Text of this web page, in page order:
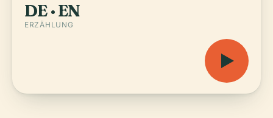
DE · EN
ERZÄHLUNG